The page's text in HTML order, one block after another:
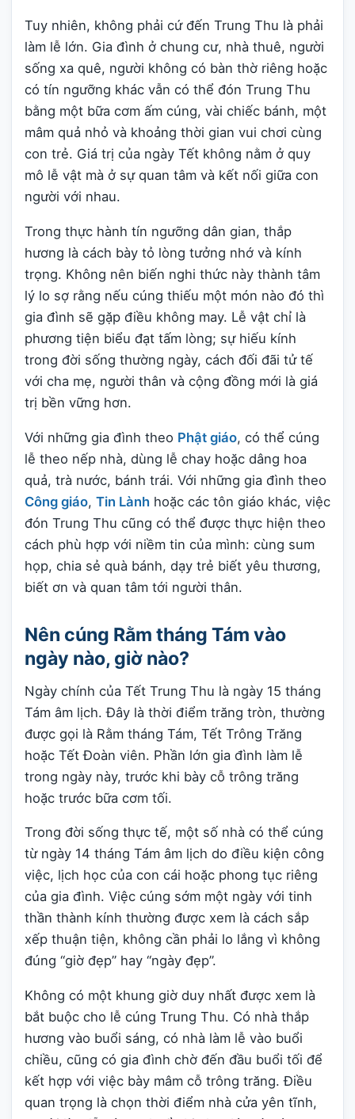
Tuy nhiên, không phải cứ đến Trung Thu là phải
làm lễ lớn. Gia đình ở chung cư, nhà thuê, người
sống xa quê, người không có bàn thờ riêng hoặc
có tín ngưỡng khác vẫn có thể đón Trung Thu
bằng một bữa cơm ấm cúng, vài chiếc bánh, một
mâm quả nhỏ và khoảng thời gian vui chơi cùng
con trẻ. Giá trị của ngày Tết không nằm ở quy
mô lễ vật mà ở sự quan tâm và kết nối giữa con
người với nhau.
Trong thực hành tín ngưỡng dân gian, thắp
hương là cách bày tỏ lòng tưởng nhớ và kính
trọng. Không nên biến nghi thức này thành tâm
lý lo sợ rằng nếu cúng thiếu một món nào đó thì
gia đình sẽ gặp điều không may. Lễ vật chỉ là
phương tiện biểu đạt tấm lòng; sự hiếu kính
trong đời sống thường ngày, cách đối đãi tử tế
với cha mẹ, người thân và cộng đồng mới là giá
trị bền vững hơn.
Với những gia đình theo Phật giáo, có thể cúng
lễ theo nếp nhà, dùng lễ chay hoặc dâng hoa
quả, trà nước, bánh trái. Với những gia đình theo
Công giáo, Tin Lành hoặc các tôn giáo khác, việc
đón Trung Thu cũng có thể được thực hiện theo
cách phù hợp với niềm tin của mình: cùng sum
họp, chia sẻ quà bánh, dạy trẻ biết yêu thương,
biết ơn và quan tâm tới người thân.
Nên cúng Rằm tháng Tám vào
ngày nào, giờ nào?
Ngày chính của Tết Trung Thu là ngày 15 tháng
Tám âm lịch. Đây là thời điểm trăng tròn, thường
được gọi là Rằm tháng Tám, Tết Trông Trăng
hoặc Tết Đoàn viên. Phần lớn gia đình làm lễ
trong ngày này, trước khi bày cỗ trông trăng
hoặc trước bữa cơm tối.
Trong đời sống thực tế, một số nhà có thể cúng
từ ngày 14 tháng Tám âm lịch do điều kiện công
việc, lịch học của con cái hoặc phong tục riêng
của gia đình. Việc cúng sớm một ngày với tinh
thần thành kính thường được xem là cách sắp
xếp thuận tiện, không cần phải lo lắng vì không
đúng “giờ đẹp” hay “ngày đẹp”.
Không có một khung giờ duy nhất được xem là
bắt buộc cho lễ cúng Trung Thu. Có nhà thắp
hương vào buổi sáng, có nhà làm lễ vào buổi
chiều, cũng có gia đình chờ đến đầu buổi tối để
kết hợp với việc bày mâm cỗ trông trăng. Điều
quan trọng là chọn thời điểm nhà cửa yên tĩnh,